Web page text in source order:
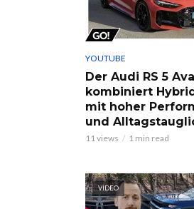
YOUTUBE
Der Audi RS 5
kombiniert
mit hoher
und
11 views 1 min read
VIDEO